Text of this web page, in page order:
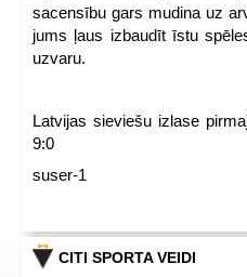
sacensību gars mudina uz
jums ļaus izbaudīt īstu
uzvaru.
Latvijas sieviešu izlase
9:0
suser-1
CITI SPORTA VEIDI